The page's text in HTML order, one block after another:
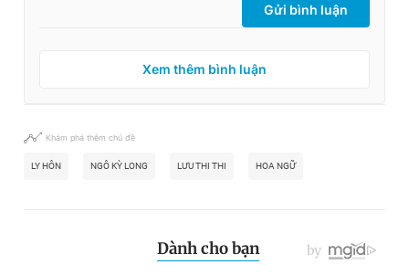
Gửi bình luận
Xem thêm bình luận
Khám phá thêm chủ đề
LY HÔN NGÔ KỲ LONG LƯU THI THI HOA NGỮ